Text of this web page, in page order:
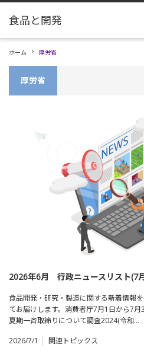
ホーム 厚労省
厚労省
2026年6月 行政ニュースリスト(7
食品開発・研究・製造に関する新着情報
てお届けします。消費者庁7月1日から7
夏期一斉取締りについて調査2024(令和…
2026/7/1
関連トピックス